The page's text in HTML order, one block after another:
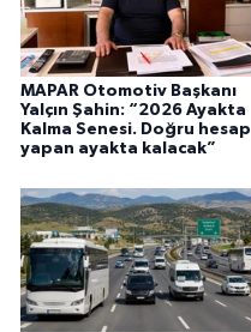
MAPAR Otomotiv Başkanı
Yalçın Şahin: “2026 Ayakta
Kalma Senesi. Doğru hesap
yapan ayakta kalacak”